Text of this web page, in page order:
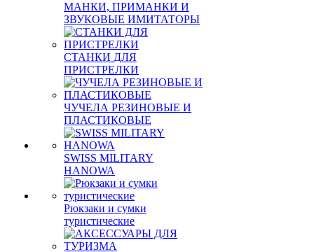
МАНКИ, ПРИМАНКИ И
ЗВУКОВЫЕ ИМИТАТОРЫ
СТАНКИ ДЛЯ
ПРИСТРЕЛКИ
ЧУЧЕЛА РЕЗИНОВЫЕ И
ПЛАСТИКОВЫЕ
SWISS MILITARY
HANOWA
Рюкзаки и сумки
туристические